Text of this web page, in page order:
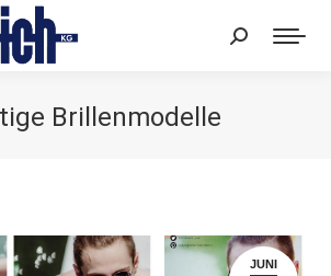
Search:
Brillenmodelle
JUNI